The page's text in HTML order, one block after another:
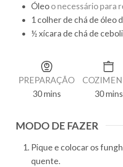
Óleoo necessário para
1colher de chá de óleo
½ xícara de chá de
PREPARAÇÃO
30 mins
30 mins
MODO DE FAZER
Pique e colocar os
quente.